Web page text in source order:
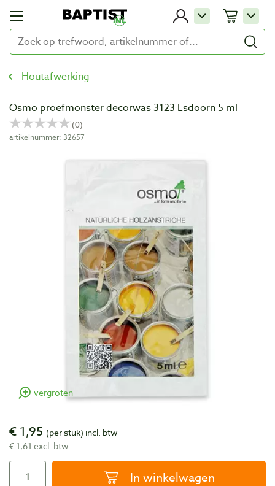
Houtafwerking
Osmo proefmonster decorwas 3123 Esdoorn 5 ml
artikelnummer: 32657
vergroten
€ 1,95 (per stuk) incl. btw
€ 1,61 excl. btw
In winkelwagen